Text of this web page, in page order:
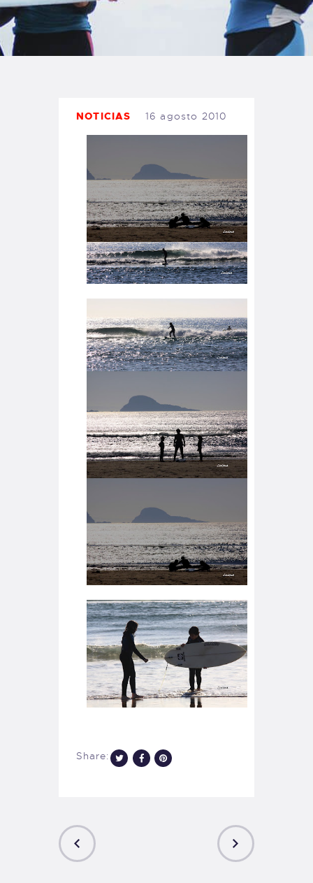
TIENDA FAMILY SURFERS
WEBCAM SALINAS
PEDIDOS
NOTICIAS 16 agosto 2010
Share: